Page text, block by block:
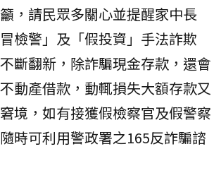
，請民眾多關心並提醒家中長
檢警」及「假投資」手法詐欺
斷翻新，除詐騙現金存款，還會
動產借款，動輒損失大額存款又
境，如有接獲假檢察官及假警察
時可利用警政署之165反詐騙諮